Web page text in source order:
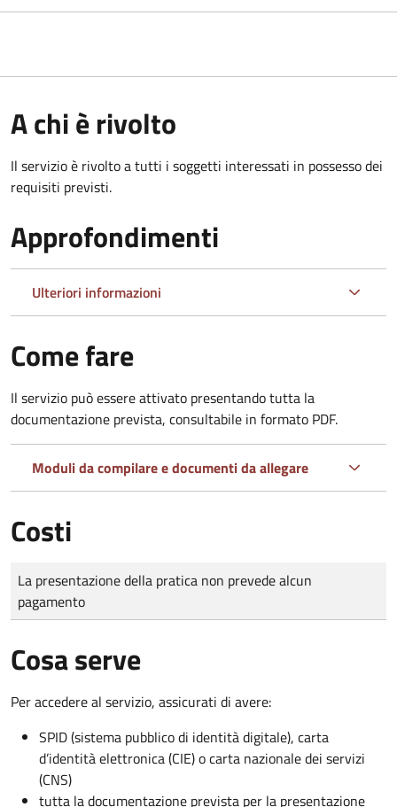
A chi è rivolto
Il servizio è rivolto a tutti i soggetti interessati in possesso dei
requisiti previsti.
Approfondimenti
Ulteriori informazioni
Come fare
Il servizio può essere attivato presentando tutta la
documentazione prevista, consultabile in formato PDF.
Moduli da compilare e documenti da allegare
Costi
Tipo di pagamento
Importo
La presentazione della pratica non prevede alcun
pagamento
Cosa serve
Per accedere al servizio, assicurati di avere:
SPID (sistema pubblico di identità digitale), carta
d’identità elettronica (CIE) o carta nazionale dei servizi
(CNS)
tutta la documentazione prevista per la presentazione